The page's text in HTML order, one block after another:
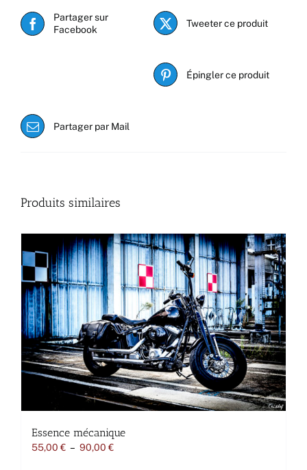
Partager sur
Facebook
Tweeter ce produit
Épingler ce produit
Partager par Mail
Produits similaires
Essence mécanique
55,00 € – 90,00 €Plage